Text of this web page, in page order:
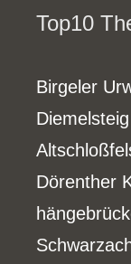
Top10
Birgeler
Diemelsteig
Dörenther